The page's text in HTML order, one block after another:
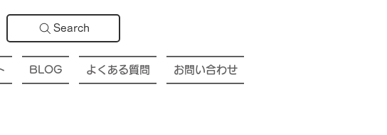
Search
BLOG よくある質問 お問い合わせ